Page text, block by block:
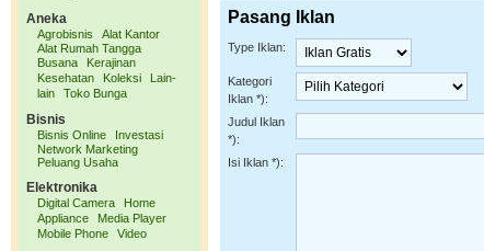
Aneka
Agrobisnis
Alat Kantor
Alat Rumah Tangga
Busana
Kerajinan
Kesehatan
Koleksi
Lain-
lain
Toko Bunga
Bisnis
Bisnis Online
Investasi
Network Marketing
Peluang Usaha
Elektronika
Digital Camera
Home
Appliance
Media Player
Mobile Phone
Video
Pasang Iklan
Type Iklan:
Kategori
Iklan *):
Judul Iklan
*):
Isi Iklan *):